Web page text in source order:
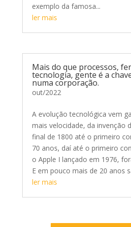
exemplo da famosa...
ler mais
Mais do que processos,
tecnologia, gente é a
numa corporação.
out/2022
A evolução tecnológica vem
mais velocidade, da invenção
final de 1800 até o primeiro
70 anos, daí até o primeiro
o Apple I lançado em 1976,
E em pouco mais de 20 anos
ler mais